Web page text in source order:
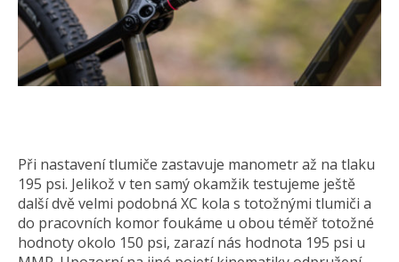
Při nastavení tlumiče zastavuje manometr až na tlaku
195 psi. Jelikož v ten samý okamžik testujeme ještě
další dvě velmi podobná XC kola s totožnými tlumiči a
do pracovních komor foukáme u obou téměř totožné
hodnoty okolo 150 psi, zarazí nás hodnota 195 psi u